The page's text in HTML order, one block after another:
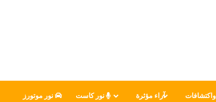
آراء مؤثرة نور كاست نور موتورز